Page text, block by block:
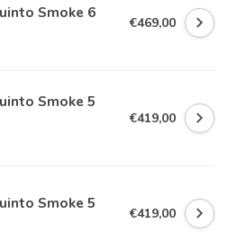
Smoke 6
€469,00
Smoke 5
€419,00
Smoke 5
€419,00